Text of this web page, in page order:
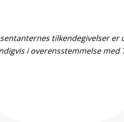
tilkendegivelser er
i overensstemmelse med